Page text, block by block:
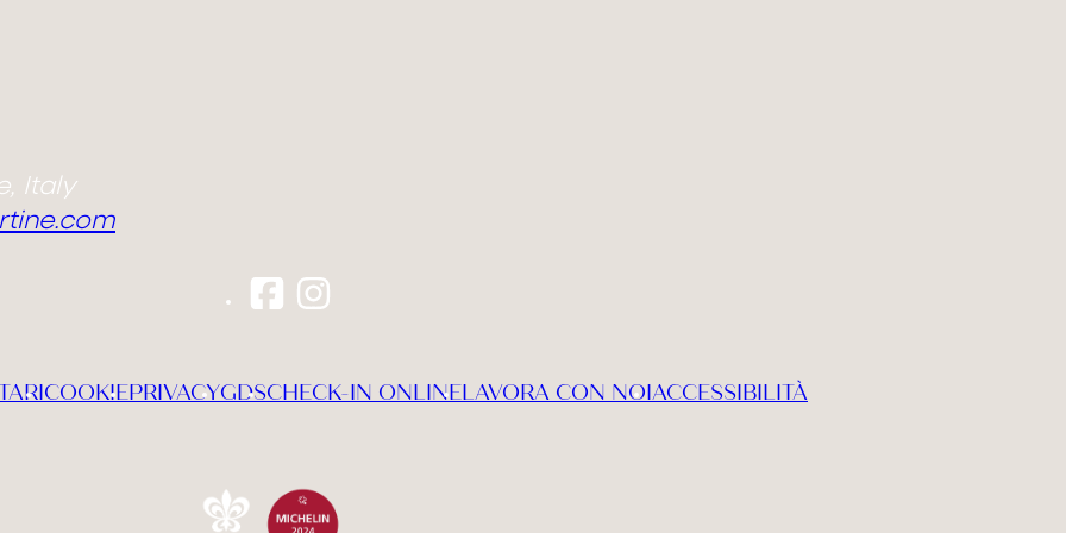
Italy
COOKIEPRIVACYGDSCHECK-IN ONLINELAVORA CON NOIACCESSIBILITÀ